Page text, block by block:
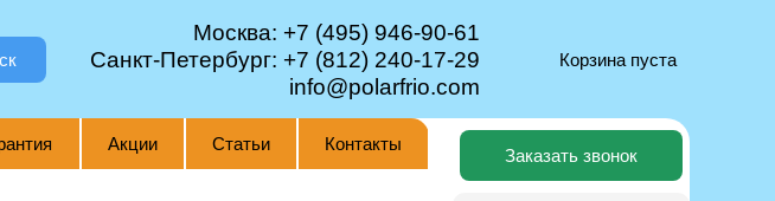
Москва: +7 (495) 946-90-61
Санкт-Петербург: +7 (812) 240-17-29
info@polarfrio.com
Корзина пуста
Акции Статьи Контакты
Заказать звонок